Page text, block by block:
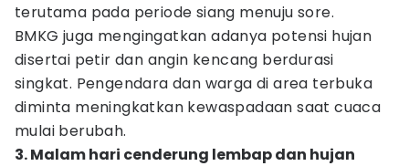
terutama pada periode siang menuju sore.
BMKG juga mengingatkan adanya potensi hujan
disertai petir dan angin kencang berdurasi
singkat. Pengendara dan warga di area terbuka
diminta meningkatkan kewaspadaan saat cuaca
mulai berubah.
3. Malam hari cenderung lembap dan hujan